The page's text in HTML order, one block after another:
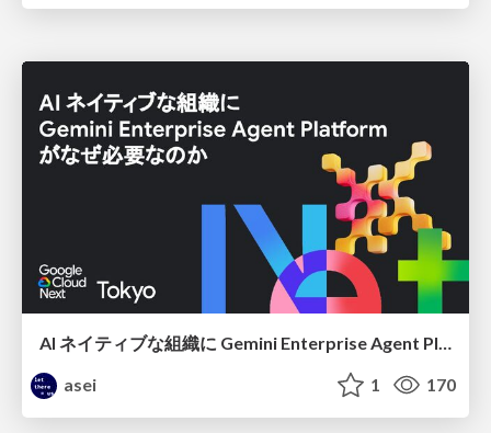
AI ネイティブな組織に Gemini Enterprise Agent Platform がなぜ必要なのか
asei
1 170